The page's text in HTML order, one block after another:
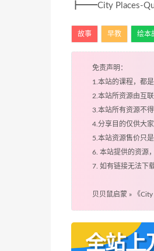
┣━━City Places-
故事 早教 绘本
免责声明：
1.本站的课程，都
2.本站所资源由互
3.本站所有资源不
4.分享目的仅供大
5.本站资源售价只
6. 本站提供的资源
7. 如有链接无法下
贝贝鼠启蒙 » 《